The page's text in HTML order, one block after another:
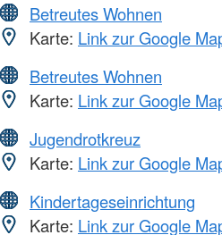
Betreutes Wohnen
Karte: Link zur Google
Betreutes Wohnen
Karte: Link zur Google
Jugendrotkreuz
Karte: Link zur Google
Kindertageseinrichtung
Karte: Link zur Google